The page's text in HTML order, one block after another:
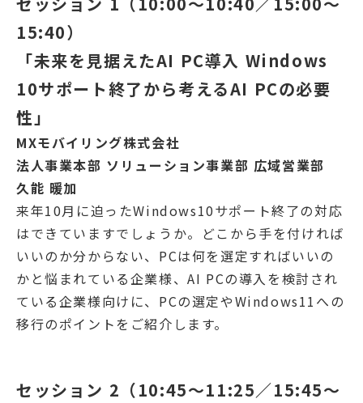
15:40）
「未来を見据えたAI PC導入 Windows
10サポート終了から考えるAI PCの必要
性」
MXモバイリング株式会社
法人事業本部 ソリューション事業部 広域営業部
久能 暖加
来年10月に迫ったWindows10サポート終了の対応
はできていますでしょうか。どこから手を付ければ
いいのか分からない、PCは何を選定すればいいの
かと悩まれている企業様、AI PCの導入を検討され
ている企業様向けに、PCの選定やWindows11への
移行のポイントをご紹介します。
セッション 2（10:45～11:25／15:45～